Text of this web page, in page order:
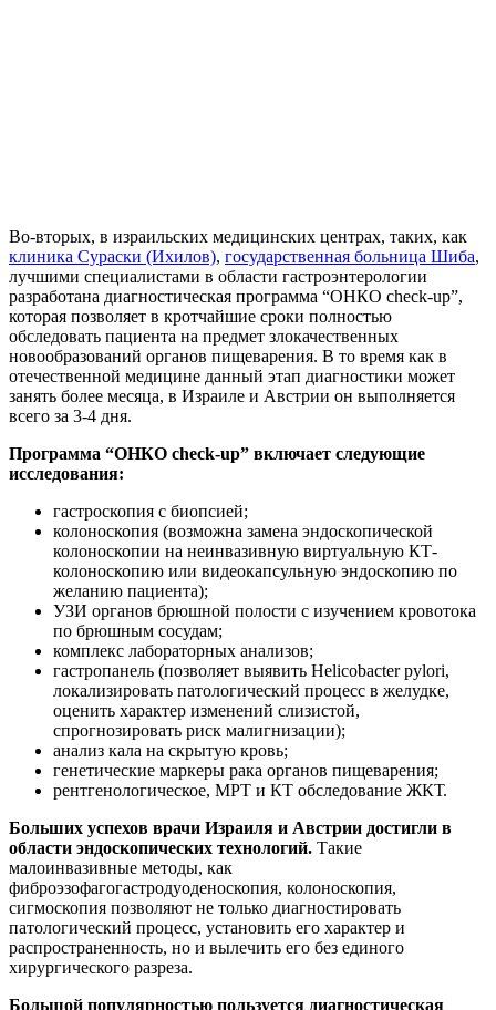
Во-вторых, в израильских медицинских центрах, таких, как
клиника Сураски (Ихилов), государственная больница Шиба,
лучшими специалистами в области гастроэнтерологии
разработана диагностическая программа “ОНКО check-up”,
которая позволяет в кротчайшие сроки полностью
обследовать пациента на предмет злокачественных
новообразований органов пищеварения. В то время как в
отечественной медицине данный этап диагностики может
занять более месяца, в Израиле и Австрии он выполняется
всего за 3-4 дня.
Программа “ОНКО check-up” включает следующие
исследования:
гастроскопия с биопсией;
колоноскопия (возможна замена эндоскопической
колоноскопии на неинвазивную виртуальную КТ-
колоноскопию или видеокапсульную эндоскопию по
желанию пациента);
УЗИ органов брюшной полости с изучением кровотока
по брюшным сосудам;
комплекс лабораторных анализов;
гастропанель (позволяет выявить Helicobacter pylori,
локализировать патологический процесс в желудке,
оценить характер изменений слизистой,
спрогнозировать риск малигнизации);
анализ кала на скрытую кровь;
генетические маркеры рака органов пищеварения;
рентгенологическое, МРТ и КТ обследование ЖКТ.
Больших успехов врачи Израиля и Австрии достигли в
области эндоскопических технологий. Такие
малоинвазивные методы, как
фиброэзофагогастродуоденоскопия, колоноскопия,
сигмоскопия позволяют не только диагностировать
патологический процесс, установить его характер и
распространенность, но и вылечить его без единого
хирургического разреза.
Большой популярностью пользуется диагностическая